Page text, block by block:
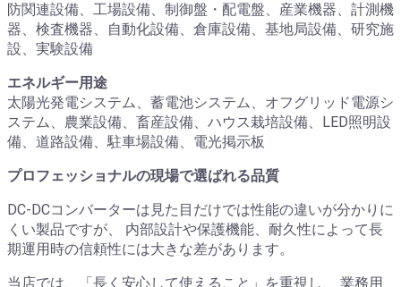
防関連設備、工場設備、制御盤・配電盤、産業機器、計測機
器、検査機器、自動化設備、倉庫設備、基地局設備、研究施
設、実験設備
エネルギー用途
太陽光発電システム、蓄電池システム、オフグリッド電源シ
ステム、農業設備、畜産設備、ハウス栽培設備、LED照明設
備、道路設備、駐車場設備、電光掲示板
プロフェッショナルの現場で選ばれる品質
DC-DCコンバーターは見た目だけでは性能の違いが分かりに
くい製品ですが、 内部設計や保護機能、耐久性によって長
期運用時の信頼性には大きな差があります。
当店では、「長く安心して使えること」を重視し、 業務用